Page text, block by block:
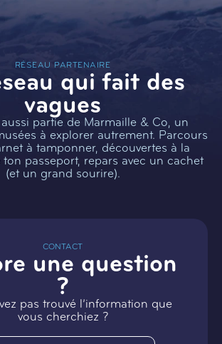
RÉSEAU PARTENAIRE
qui fait des
vagues
partie de Marmaille & Co, un
à explorer autrement. Parcours
à tamponner, découvertes à la
passeport, repars avec un cachet
(et un grand sourire).
CONTACT
une question
?
pas trouvé l’information que
vous cherchiez ?